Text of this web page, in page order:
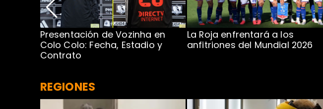
Presentación de Vozinha en
Colo Colo: Fecha, Estadio y
Contrato
La Roja enfrentará a los
anfitriones del Mundial 2026
REGIONES